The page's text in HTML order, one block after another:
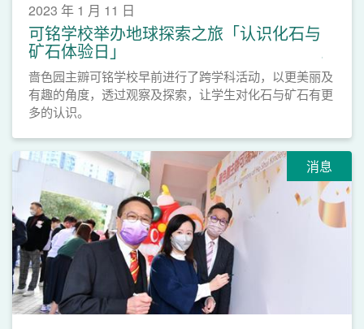
2023 年 1 月 11 日
可铭学校举办地球探索之旅「认识化石与
矿石体验日」
啬色园主辧可铭学校早前进行了跨学科活动，以更美丽及
有趣的角度，透过观察及探索，让学生对化石与矿石有更
多的认识。
消息